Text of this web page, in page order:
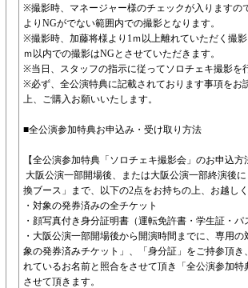
※撮影時、マネージャー様のチェックが入りますの
よりNGがでない範囲内での撮影となります。
※撮影時、加藤将様より1ｍ以上離れていただく撮
ｍ以内での撮影はNGとさせていただきます。
※当日、スタッフの指示に従ってソロチェキ撮影を
※必ず、全公演特典に記載されております事項をお
上、ご購入お願いいたします。
■全公演参加特典お申込み・受け取り方法
【全公演参加特典「ソロチェキ撮影会」のお申込方
大阪公演一部開場後、または大阪公演一部終演後に
換ブース」まで、以下の2点をお持ちの上、お越しく
・対象の発券済みの全チケット
・顔写真付き身分証明書（運転免許書・学生証・パ
・大阪公演一部開場後から開演時間までに、専用
象の発券済みチケット」、「身分証」をご持参頂き
れているお名前と照合をさせて頂き「全公演参加特
させて頂きます。